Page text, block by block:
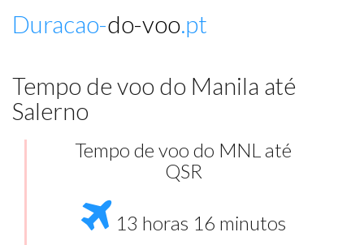
Duracao-do-voo.pt
Tempo de voo do Manila até
Salerno
Tempo de voo do MNL até
QSR
13 horas 16 minutos